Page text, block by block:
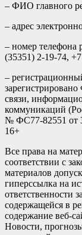
– ФИО главного
– адрес
– номер
(35351) 2-19-74,
–
связи,
коммуникаций
№ ФС77-82551 от
16+
Все права на
соответствии с
материалов
гиперссылка на
ответственности
содержащейся в
содержание веб-
Новости,